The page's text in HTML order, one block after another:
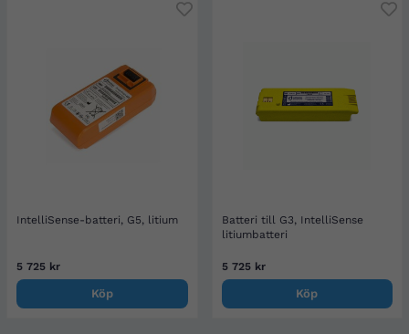
IntelliSense-batteri, G5, litium
5 725 kr
Köp
Batteri till G3, IntelliSense
litiumbatteri
5 725 kr
Köp